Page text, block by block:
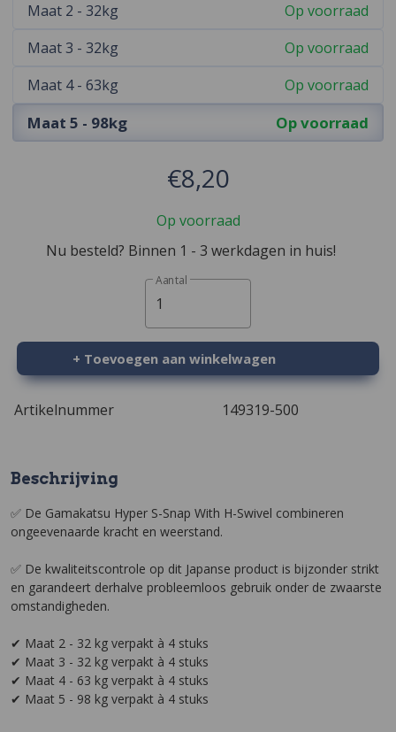
Maat 2 - 32kg
Op voorraad
Maat 3 - 32kg
Op voorraad
Maat 4 - 63kg
Op voorraad
Maat 5 - 98kg Op voorraad
€8,20
Op voorraad
Nu besteld? Binnen 1 - 3 werkdagen in huis!
Aantal
1
+ Toevoegen aan winkelwagen
Artikelnummer 149319-500
Beschrijving
✅ De Gamakatsu Hyper S-Snap With H-Swivel combineren
ongeevenaarde kracht en weerstand.
✅ De kwaliteitscontrole op dit Japanse product is bijzonder strikt
en garandeert derhalve probleemloos gebruik onder de zwaarste
omstandigheden.
✔ Maat 2 - 32 kg verpakt à 4 stuks
✔ Maat 3 - 32 kg verpakt à 4 stuks
✔ Maat 4 - 63 kg verpakt à 4 stuks
✔ Maat 5 - 98 kg verpakt à 4 stuks